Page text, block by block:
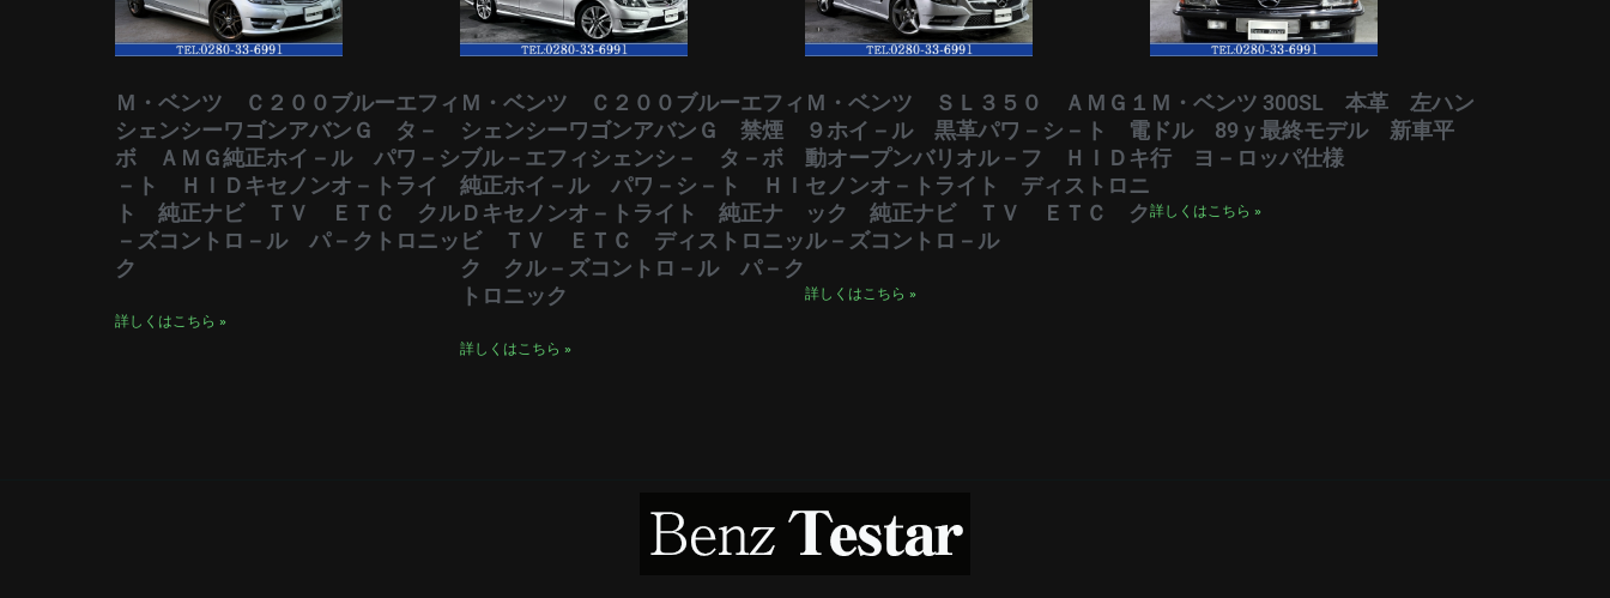
Ｍ・ベンツ Ｃ２００ブルーエフィ
シェンシーワゴンアバンＧ タ－
ボ ＡＭＧ純正ホイ－ル パワ－シ
－ト ＨＩＤキセノンオ－トライ
ト 純正ナビ ＴＶ ＥＴＣ クル
－ズコントロ－ル パ－クトロニッ
ク
詳しくはこちら »
Ｍ・ベンツ Ｃ２００ブルーエフィ
シェンシーワゴンアバンＧ 禁煙
ブル－エフィシェンシ－ タ－ボ
純正ホイ－ル パワ－シ－ト ＨＩ
Ｄキセノンオ－トライト 純正ナ
ビ ＴＶ ＥＴＣ ディストロニッ
ク クル－ズコントロ－ル パ－ク
トロニック
詳しくはこちら »
Ｍ・ベンツ ＳＬ３５０ ＡＭＧ１
９ホイ－ル 黒革パワ－シ－ト 電
動オープンバリオル－フ ＨＩＤキ
セノンオ－トライト ディストロニ
ック 純正ナビ ＴＶ ＥＴＣ ク
ル－ズコントロ－ル
詳しくはこちら »
Ｍ・ベンツ 300SL 本革 左ハン
ドル 89ｙ最終モデル 新車平
行 ヨ－ロッパ仕様
詳しくはこちら »